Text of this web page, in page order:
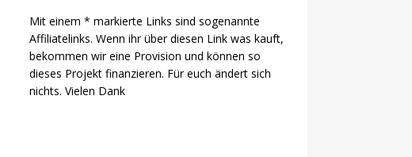
Mit einem * markierte Links sind sogenannte
Affiliatelinks. Wenn ihr über diesen Link was kauft,
bekommen wir eine Provision und können so
dieses Projekt finanzieren. Für euch ändert sich
nichts. Vielen Dank